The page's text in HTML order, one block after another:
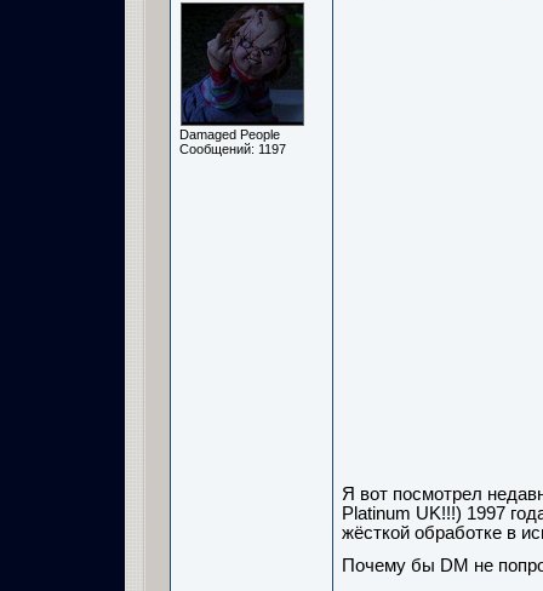
Damaged People
Сообщений: 1197
Я вот посмотрел
Platinum UK!!!) 1997
жёсткой обработке в
Почему бы DM не